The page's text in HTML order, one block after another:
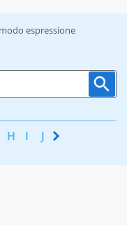
espressione
H I J K